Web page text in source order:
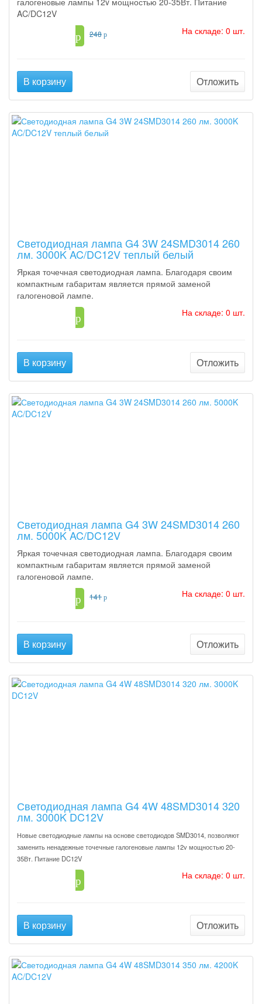
AC/DC12V
p 248 p На складе: 0 шт.
В корзину Отложить
Светодиодная лампа G4 3W 24SMD3014 260
лм. 3000K AC/DC12V теплый белый
Яркая точечная светодиодная лампа. Благодаря своим
компактным габаритам является прямой заменой
галогеновой лампе.
p На складе: 0 шт.
В корзину Отложить
Светодиодная лампа G4 3W 24SMD3014 260
лм. 5000K AC/DC12V
Яркая точечная светодиодная лампа. Благодаря своим
компактным габаритам является прямой заменой
галогеновой лампе.
p 141 p На складе: 0 шт.
В корзину Отложить
Светодиодная лампа G4 4W 48SMD3014 320
лм. 3000K DC12V
Новые светодиодные лампы на основе светодиодов SMD3014, позволяют
заменить ненадежные точечные галогеновые лампы 12v мощностью 20-
35Вт. Питание DC12V
p На складе: 0 шт.
В корзину Отложить